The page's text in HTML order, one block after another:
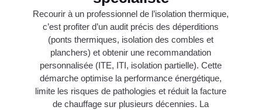
Recourir à un professionnel de l’isolation thermique,
c’est profiter d’un audit précis des déperditions
(ponts thermiques, isolation des combles et
planchers) et obtenir une recommandation
personnalisée (ITE, ITI, isolation partielle). Cette
démarche optimise la performance énergétique,
limite les risques de pathologies et réduit la facture
de chauffage sur plusieurs décennies. La